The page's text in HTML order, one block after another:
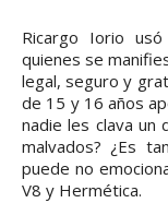
Ricargo Iorio
quienes se
legal, seguro y
de 15 y 16 años
nadie les clava
malvados? ¿Es
puede no
V8 y Hermética.